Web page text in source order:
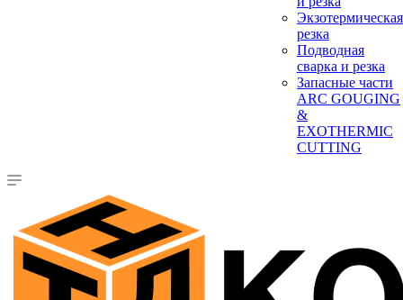
Экзотермическая
резка
Подводная
сварка и резка
Запасные части
ARC GOUGING
&
EXOTHERMIC
CUTTING